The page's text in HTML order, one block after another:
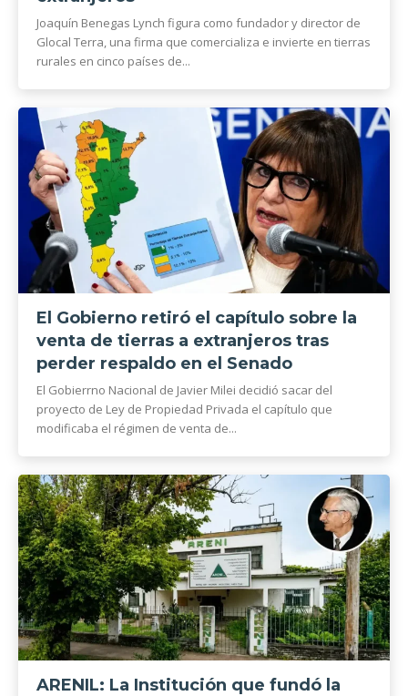
Joaquín Benegas Lynch figura como fundador y director de
Glocal Terra, una firma que comercializa e invierte en tierras
rurales en cinco países de...
El Gobierno retiró el capítulo sobre la
venta de tierras a extranjeros tras
perder respaldo en el Senado
El Gobierrno Nacional de Javier Milei decidió sacar del
proyecto de Ley de Propiedad Privada el capítulo que
modificaba el régimen de venta de...
ARENIL: La Institución que fundó la